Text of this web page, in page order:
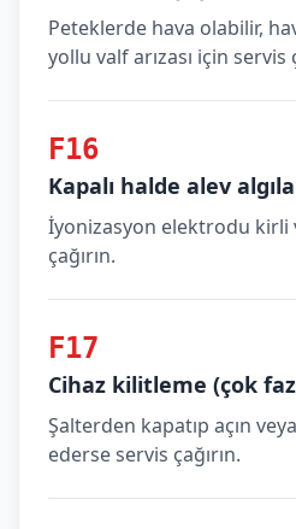
Peteklerde hava olabilir,
yollu valf arızası için servis
F16
Kapalı halde alev
İyonizasyon elektrodu kirli
çağırın.
F17
Cihaz kilitleme (çok
Şalterden kapatıp açın
ederse servis çağırın.